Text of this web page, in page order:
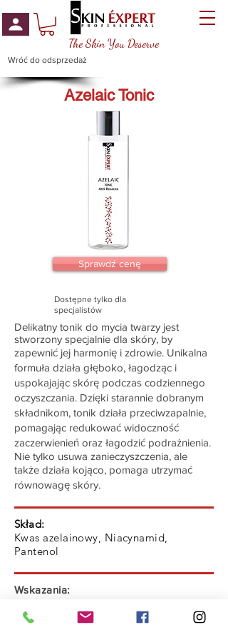
The Skin You Deserve
Wróć do odsprzedaż
Azelaic Tonic
Sprawdź cenę
Dostępne tylko dla
specjalistów
Delikatny tonik do mycia twarzy jest
stworzony specjalnie dla skóry, by
zapewnić jej harmonię i zdrowie. Unikalna
formuła działa głęboko, łagodząc i
uspokajając skórę podczas codziennego
oczyszczania. Dzięki starannie dobranym
składnikom, tonik działa przeciwzapalnie,
pomagając redukować widoczność
zaczerwienień oraz łagodzić podrażnienia.
Nie tylko usuwa zanieczyszczenia, ale
także działa kojąco, pomaga utrzymać
równowagę skóry.
Skład:
Kwas azelainowy, Niacynamid,
Pantenol
Wskazania:
nadwrażliwość